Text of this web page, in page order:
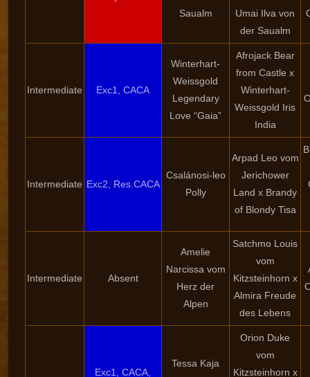
Saualm
Umai Ilva von
der Saualm
Intermediate Exc1, CACA
Winterhart-
Weissgold
Legendary
Love “Gaia”
Afrojack Bear
from Castle x
Winterhart-
Weissgold Iris
India
Intermediate Exc2, Res.CACA
Csalánosi-leo
Polly
Arpad Leo vom
Jerichower
Land x Brandy
of Blondy Tisa
Intermediate Absent
Amelie
Narcissa vom
Herz der
Alpen
Satchmo Louis
vom
Kitzsteinhorn x
Almira Freude
des Lebens
Exc1, CACA,
Tessa Kaja
Orion Duke
vom
Kitzsteinhorn x